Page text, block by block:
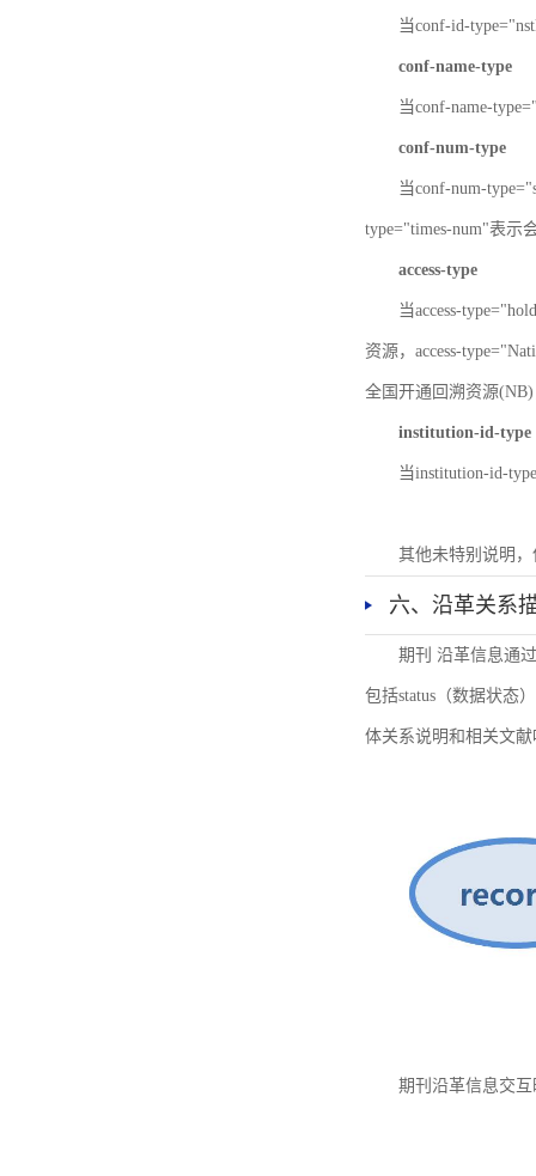
当conf-id-
conf-name-type
当conf-name-
conf-num-type
当conf-num-
type="times-num"表示
access-type
当access-
资源，access-
全国开通回溯资源(NB)
institution-id-type
当institution-id-
其他未特别说明
六、沿革关系
期刊 沿革信息通
包括status（数据状态
体关系说明和相关文
期刊沿革信息交